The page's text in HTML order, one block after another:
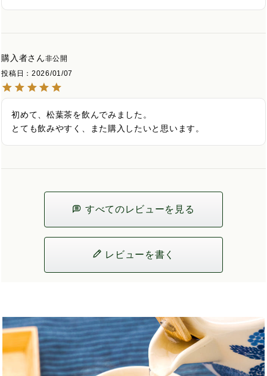
購入者
非公開
投稿日
2026/01/07
初めて、松葉茶を飲んでみました。
とても飲みやすく、また購入したいと思います。
すべてのレビューを見る
レビューを書く